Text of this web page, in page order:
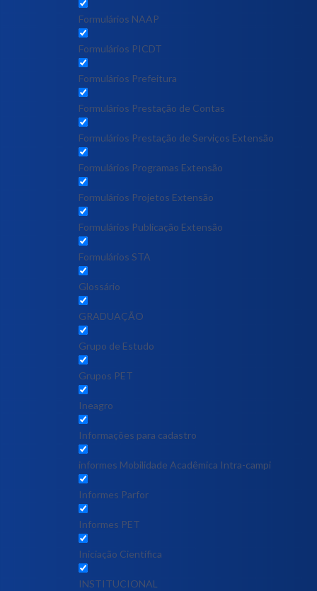
Formulários NAAP
Formulários PICDT
Formulários Prefeitura
Formulários Prestação de Contas
Formulários Prestação de Serviços Extensão
Formulários Programas Extensão
Formulários Projetos Extensão
Formulários Publicação Extensão
Formulários STA
Glossário
GRADUAÇÃO
Grupo de Estudo
Grupos PET
Ineagro
Informações para cadastro
informes Mobilidade Acadêmica Intra-campi
Informes Parfor
Informes PET
Iniciação Científica
INSTITUCIONAL